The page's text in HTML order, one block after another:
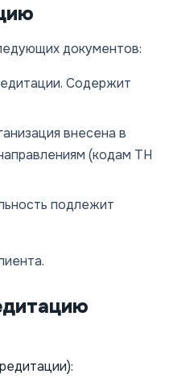
документов:
Содержит
внесена в
(кодам ТН
подлежит